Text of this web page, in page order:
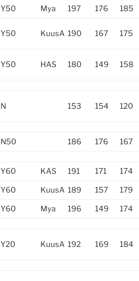
Y50 Mya 197 176 185
Y50 KuusA 190 167 175
Y50 HAS 180 149 158
N 153 154 120
N50 186 176 167
Y60 KAS 191 171 174
Y60 KuusA 189 157 179
Y60 Mya 196 149 174
Y20 KuusA 192 169 184